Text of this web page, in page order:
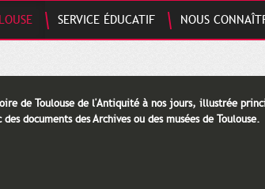
SERVICE ÉDUCATIF NOUS
de Toulouse de l'Antiquité à nos jours, illustrée
des documents des Archives ou des musées de Toulouse.